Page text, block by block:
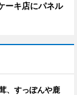
ーキ店にパネル
、すっぽんや鹿